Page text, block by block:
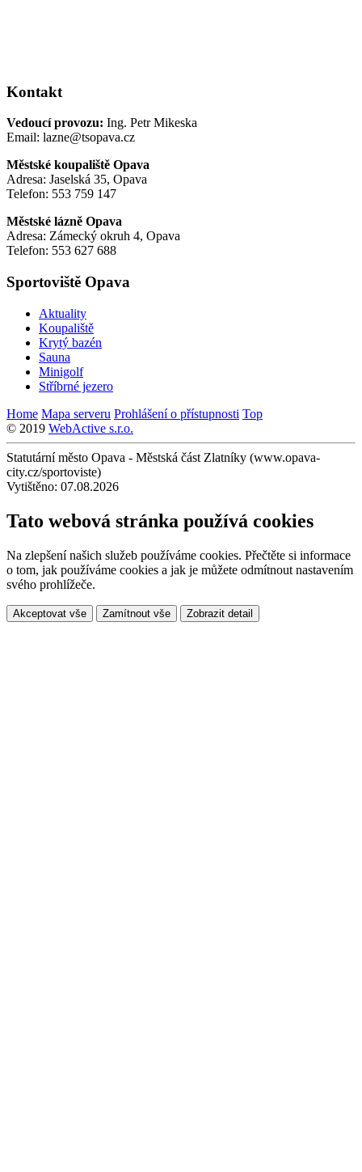
Kontakt
Vedoucí provozu: Ing. Petr Mikeska
Email: lazne@tsopava.cz
Městské koupaliště Opava
Adresa: Jaselská 35, Opava
Telefon: 553 759 147
Městské lázně Opava
Adresa: Zámecký okruh 4, Opava
Telefon: 553 627 688
Sportoviště Opava
Aktuality
Koupaliště
Krytý bazén
Sauna
Minigolf
Stříbrné jezero
Home Mapa serveru Prohlášení o přístupnosti Top
© 2019 WebActive s.r.o.
Statutární město Opava - Městská část Zlatníky (www.opava-
city.cz/sportoviste)
Vytištěno: 07.08.2026
Tato webová stránka používá cookies
Na zlepšení našich služeb používáme cookies. Přečtěte si informace
o tom, jak používáme cookies a jak je můžete odmítnout nastavením
svého prohlížeče.
Akceptovat vše Zamítnout vše Zobrazit detail